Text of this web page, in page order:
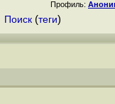
Профиль:
Поиск (теги)